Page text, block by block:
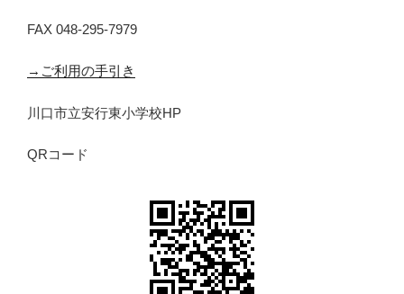
FAX 048-295-7979
→ご利用の手引き
川口市立安行東小学校HP
QRコード